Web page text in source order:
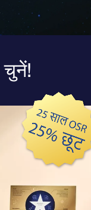
चुनें!